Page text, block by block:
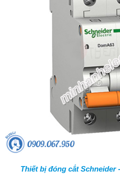
Thiết bị đóng cắt Schneider